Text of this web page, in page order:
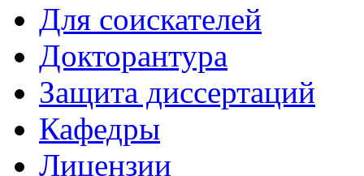
Для соискателей
Докторантура
Защита диссертаций
Кафедры
Лицензии